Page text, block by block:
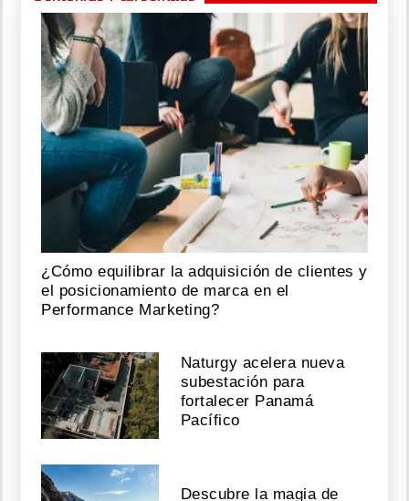
¿Cómo equilibrar la adquisición de clientes y
el posicionamiento de marca en el
Performance Marketing?
Naturgy acelera nueva
subestación para
fortalecer Panamá
Pacífico
Descubre la magia de